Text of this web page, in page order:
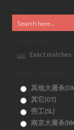
Exact matches
其他大屠杀
其它(OT)
劳工(SL)
南京大屠杀